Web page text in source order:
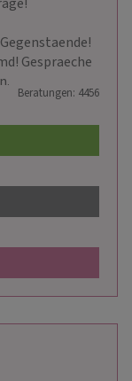
Gespraeche
Beratungen: 4456